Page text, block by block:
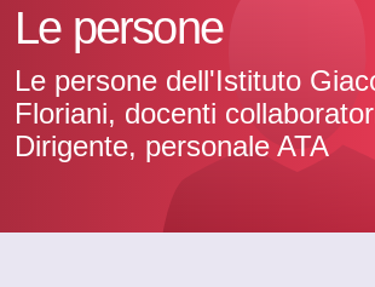
Le persone
Le persone dell'Istituto
Floriani, docenti
Dirigente, personale ATA